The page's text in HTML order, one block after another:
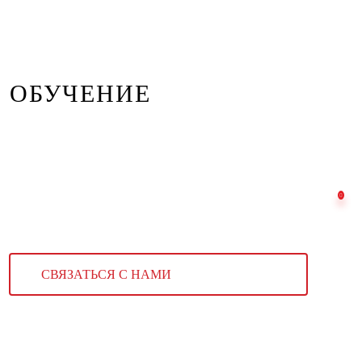
ОБУЧЕНИЕ
СВЯЗАТЬСЯ С НАМИ